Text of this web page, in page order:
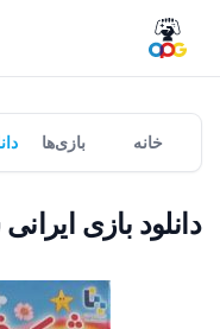
خانه بازی‌ها
دانلود بازی